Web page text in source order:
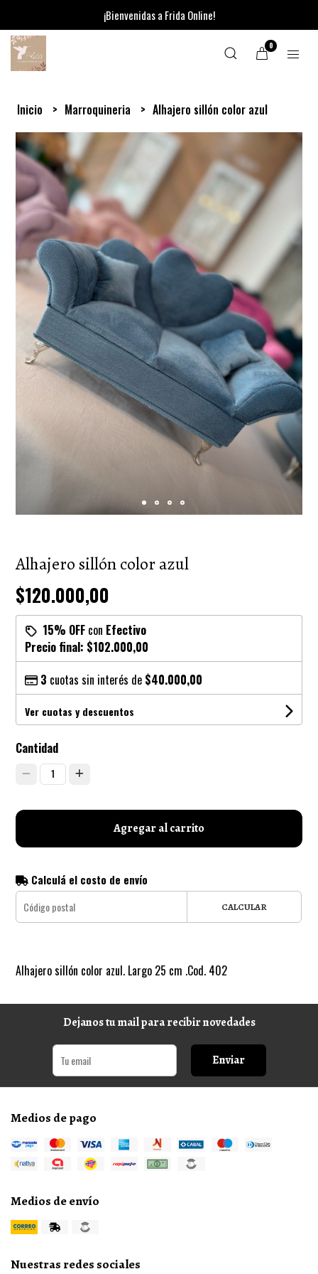
¡Bienvenidas a Frida Online!
0
Inicio Marroquineria Alhajero sillón color azul
Alhajero sillón color azul
$120.000,00
15% OFF con Efectivo
Precio final: $102.000,00
3 cuotas sin interés de $40.000,00
Ver cuotas y descuentos
Cantidad
1
Agregar al carrito
Calculá el costo de envío
CALCULAR
Alhajero sillón color azul. Largo 25 cm .Cod. 402
Dejanos tu mail para recibir novedades
Enviar
Medios de pago
Medios de envío
Nuestras redes sociales